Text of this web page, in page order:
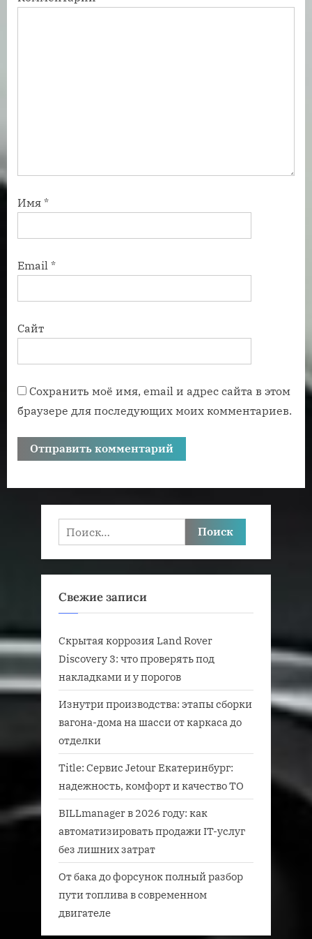
Имя *
Email *
Сайт
Сохранить моё имя, email и адрес сайта в этом
браузере для последующих моих комментариев.
Найти:
Свежие записи
Скрытая коррозия Land Rover
Discovery 3: что проверять под
накладками и у порогов
Изнутри производства: этапы сборки
вагона-дома на шасси от каркаса до
отделки
Title: Сервис Jetour Екатеринбург:
надежность, комфорт и качество ТО
BILLmanager в 2026 году: как
автоматизировать продажи IT-услуг
без лишних затрат
От бака до форсунок полный разбор
пути топлива в современном
двигателе